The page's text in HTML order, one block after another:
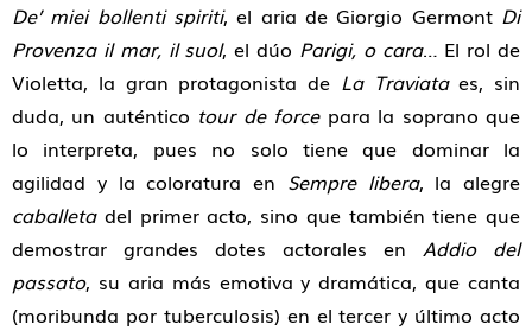
De’ miei bollenti spiriti, el aria de Giorgio Germont Di
Provenza il mar, il suol, el dúo Parigi, o cara… El rol de
Violetta, la gran protagonista de La Traviataes, sin
duda, un auténtico tour de forcepara la soprano que
lo interpreta, pues no solo tiene que dominar la
agilidad y la coloratura en Sempre libera, la alegre
caballetadel primer acto, sino que también tiene que
demostrar grandes dotes actorales en Addio del
passato, su aria más emotiva y dramática, que canta
(moribunda por tuberculosis) en el tercer y último acto